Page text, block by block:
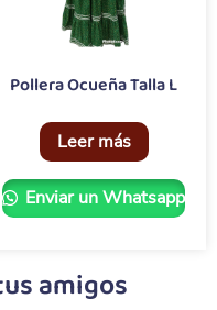
Pollera Ocueña Talla L
Leer más
Enviar un Whatsapp
amigos